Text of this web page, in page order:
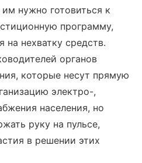
нужно готовиться к
программу,
на нехватку средств.
органов
которые несут прямую
электро-,
населения, но
руку на пульсе,
в решении этих